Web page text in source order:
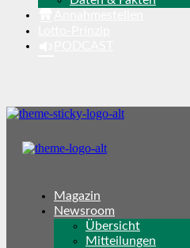
Magazin
Newsroom
Übersicht
Mitteilungen